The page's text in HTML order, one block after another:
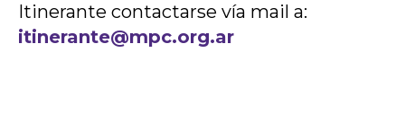
Itinerante contactarse vía mail a:
itinerante@mpc.org.ar